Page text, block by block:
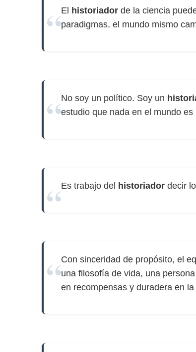
El historiador de la ciencia
paradigmas, el mundo mismo
No soy un político. Soy un
estudio que nada en el mundo
Es trabajo del historiador decir
Con sinceridad de propósito, el
una filosofía de vida, una
en recompensas y duradera en